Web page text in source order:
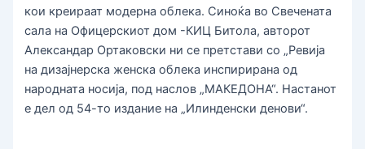
кои креираат модерна облека. Синоќа во Свечената
сала на Офицерскиот дом -КИЦ Битола, авторот
Александар Ортаковски ни се претстави со „Ревија
на дизајнерска женска облека инспирирана од
народната носија, под наслов „МАКЕДОНА“. Настанот
е дел од 54-то издание на „Илинденски денови“.